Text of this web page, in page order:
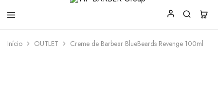
BARBER
para
Início OUTLET Creme de Barbear BlueBeards Revenge 100ml